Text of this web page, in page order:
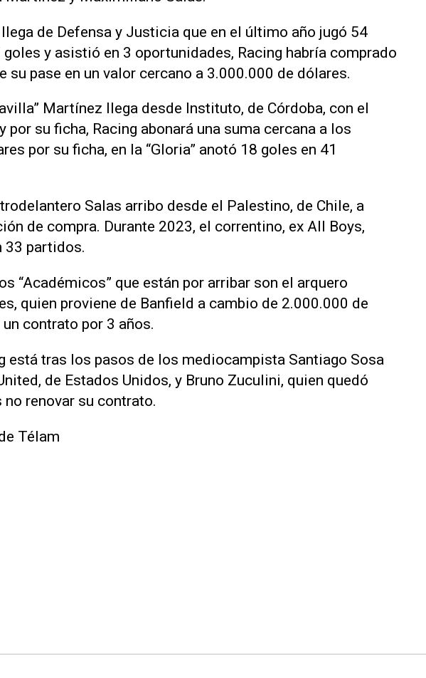
de Defensa y Justicia que en el último año jugó 54
y asistió en 3 oportunidades, Racing habría comprado
su pase en un valor cercano a 3.000.000 de dólares.
Martínez llega desde Instituto, de Córdoba, con el
por su ficha, Racing abonará una suma cercana a los
por su ficha, en la “Gloria” anotó 18 goles en 41
Salas arribo desde el Palestino, de Chile, a
de compra. Durante 2023, el correntino, ex All Boys,
33 partidos.
“Académicos” que están por arribar son el arquero
quien proviene de Banfield a cambio de 2.000.000 de
contrato por 3 años.
está tras los pasos de los mediocampista Santiago Sosa
de Estados Unidos, y Bruno Zuculini, quien quedó
no renovar su contrato.
Télam